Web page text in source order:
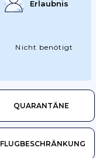
QUARANTÄNE
FLUGBESCHRÄNKUNG
Erlaubnis
Nicht benötigt